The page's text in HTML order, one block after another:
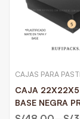
CAJAS PARA
CAJA 22X22X5
BASE NEGRA